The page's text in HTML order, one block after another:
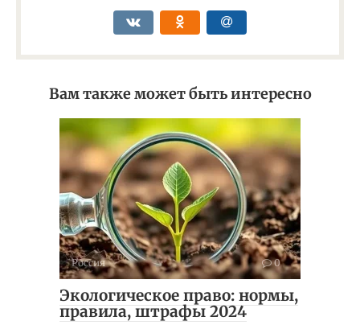
Вам также может быть интересно
Россия 0
Экологическое право: нормы,
правила, штрафы 2024